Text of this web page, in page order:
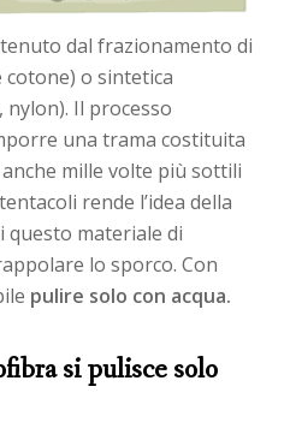
dal frazionamento di
o sintetica
Il processo
una trama costituita
mille volte più sottili
rende l’idea della
questo materiale di
lo sporco. Con
pulire solo con acqua.
si pulisce solo